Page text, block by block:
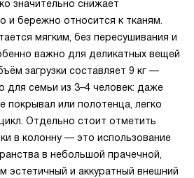
значительно снижает
и бережно относится к тканям.
мягким, без пересушивания и
важно для деликатных вещей
загрузки составляет 9 кг —
для семьи из 3–4 человек: даже
или полотенца, легко
Отдельно стоит отметить
в колонну — это использование
в небольшой прачечной,
эстетичный и аккуратный внешний